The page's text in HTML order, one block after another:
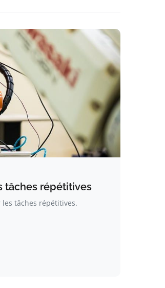
tâches répétitives
les tâches répétitives.